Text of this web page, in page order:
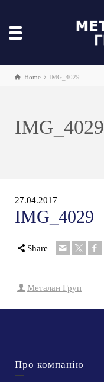
Home IMG_4029
IMG_4029
27.04.2017
IMG_4029
Share
Металан Груп
Про компанію